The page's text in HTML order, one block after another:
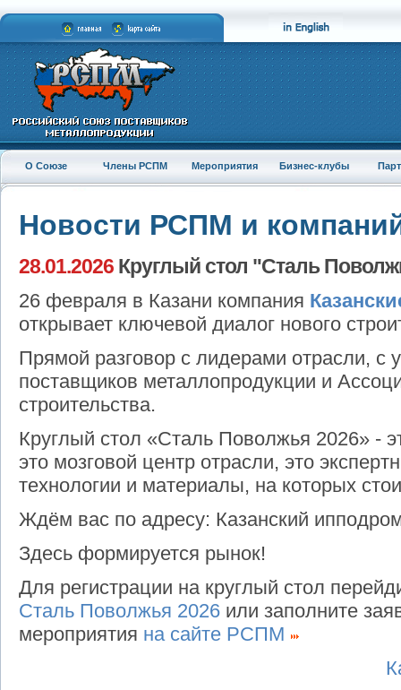
О Союзе Члены РСПМ Мероприятия Бизнес-клубы
Новости РСПМ и
28.01.2026 Круглый стол "Сталь
26 февраля в Казани компания
открывает ключевой диалог нового
Прямой разговор с лидерами отрасли, с
поставщиков металлопродукции и
строительства.
Круглый стол «Сталь Поволжья 2026» -
это мозговой центр отрасли, это
технологии и материалы, на которых
Ждём вас по адресу: Казанский
Здесь формируется рынок!
Для регистрации на круглый стол
Сталь Поволжья 2026 или заполните
мероприятия на сайте РСПМ